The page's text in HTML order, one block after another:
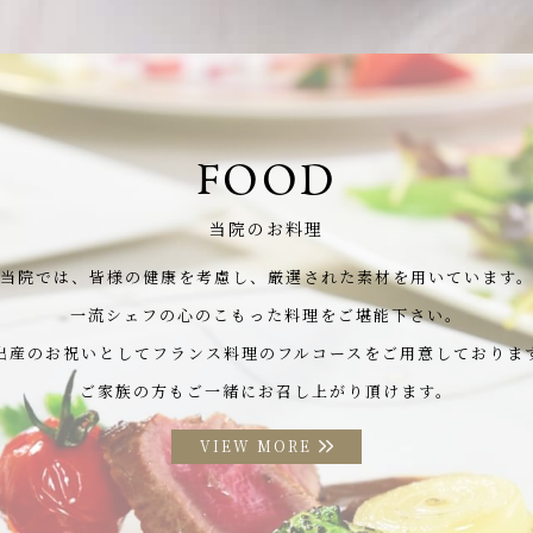
FOOD
当院のお料理
当院では、皆様の健康を考慮し、 厳選された素材を用いています。
一流シェフの心のこもった料理をご堪能下さい。
産のお祝いとして フランス料理のフルコースをご用意しておりま
ご家族の方もご一緒にお召し上がり頂けます。
VIEW MORE